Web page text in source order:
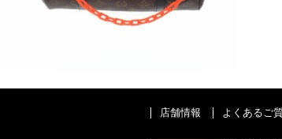
店舗情報 よくあるご